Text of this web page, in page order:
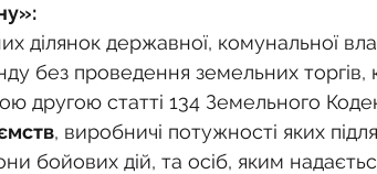
ділянок державної, комунальної
без проведення земельних торгів,
другою статті 134 Земельного
, виробничі потужності яких
бойових дій, та осіб, яким